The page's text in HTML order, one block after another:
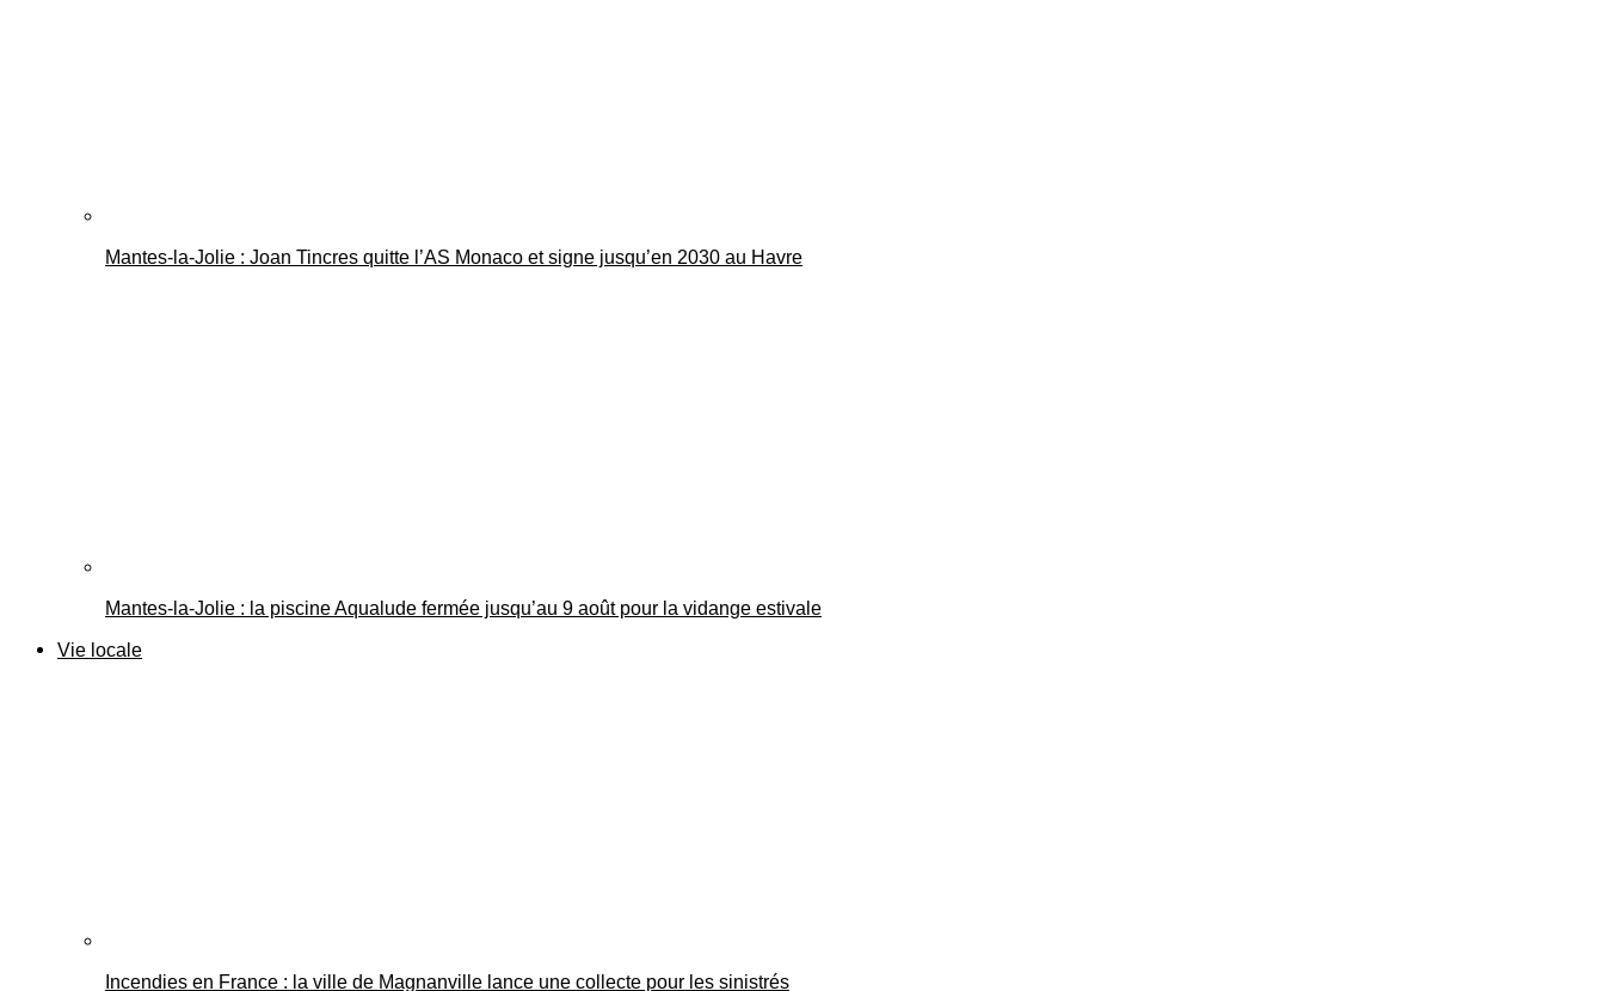
Mantes-la-Jolie : Joan Tincres quitte l’AS Monaco et signe jusqu’en 2030 au Havre
Mantes-la-Jolie : la piscine Aqualude fermée jusqu’au 9 août pour la vidange estivale
Vie locale
Incendies en France : la ville de Magnanville lance une collecte pour les sinistrés